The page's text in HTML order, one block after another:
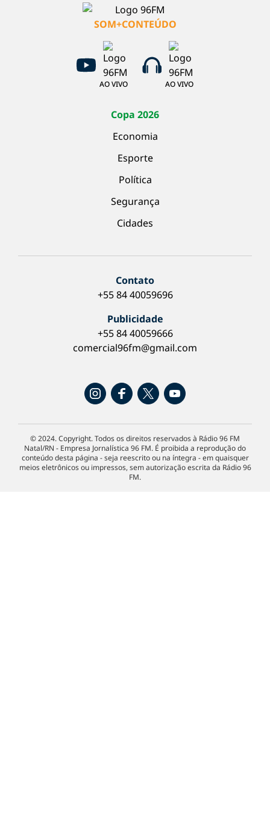
SOM+CONTEÚDO
AO VIVO AO VIVO
Copa 2026
Economia
Esporte
Política
Segurança
Cidades
Contato
+55 84 40059696
Publicidade
+55 84 40059666
comercial96fm@gmail.com
© 2024. Copyright. Todos os direitos reservados à Rádio 96 FM
Natal/RN - Empresa Jornalística 96 FM. É proibida a reprodução do
conteúdo desta página - seja reescrito ou na íntegra - em quaisquer
meios eletrônicos ou impressos, sem autorização escrita da Rádio 96
FM.